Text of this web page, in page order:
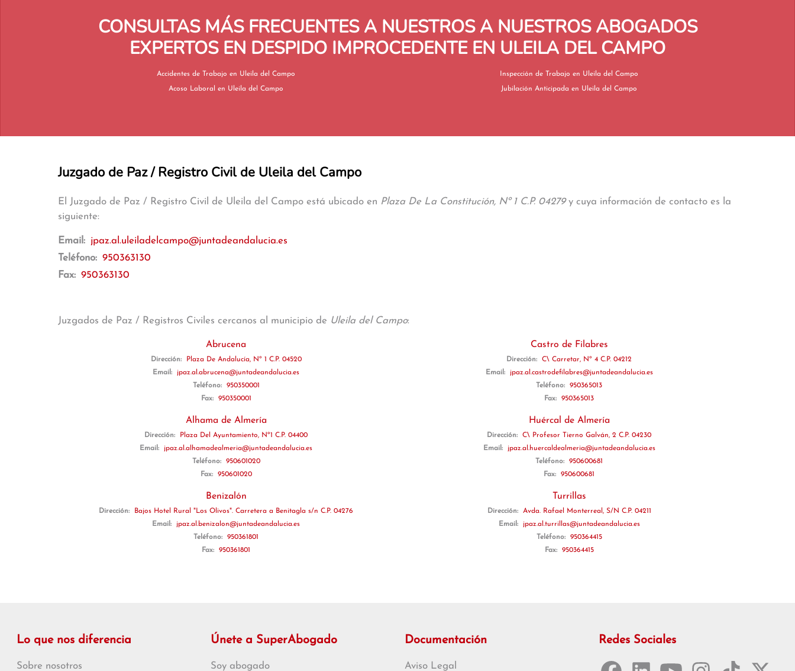
CONSULTAS MÁS FRECUENTES A NUESTROS A NUESTROS ABOGADOS
EXPERTOS EN DESPIDO IMPROCEDENTE EN ULEILA DEL CAMPO
Accidentes de Trabajo en Uleila del Campo
Acoso Laboral en Uleila del Campo
Inspección de Trabajo en Uleila del Campo
Jubilación Anticipada en Uleila del Campo
Juzgado de Paz / Registro Civil de Uleila del Campo
El Juzgado de Paz / Registro Civil de Uleila del Campo está ubicado en Plaza De La Constitución, Nº 1 C.P. 04279y cuya información de contacto es la
siguiente:
Email: jpaz.al.uleiladelcampo@juntadeandalucia.es
Teléfono: 950363130
Fax: 950363130
Juzgados de Paz / Registros Civiles cercanos al municipio de Uleila del Campo:
Abrucena
Dirección:
Plaza De Andalucía, Nº 1 C.P. 04520
Email:
jpaz.al.abrucena@juntadeandalucia.es
Teléfono:
950350001
Fax:
950350001
Alhama de Almería
Dirección:
Plaza Del Ayuntamiento, Nº1 C.P. 04400
Email:
jpaz.al.alhamadealmeria@juntadeandalucia.es
Teléfono:
950601020
Fax:
950601020
Benizalón
Dirección:
Bajos Hotel Rural "Los Olivos". Carretera a Benitagla s/n C.P. 04276
Email:
jpaz.al.benizalon@juntadeandalucia.es
Teléfono:
950361801
Fax:
950361801
Castro de Filabres
Dirección:
C\ Carretar, Nº 4 C.P. 04212
Email:
jpaz.al.castrodefilabres@juntadeandalucia.es
Teléfono:
950365013
Fax:
950365013
Huércal de Almería
Dirección:
C\ Profesor Tierno Galván, 2 C.P. 04230
Email:
jpaz.al.huercaldealmeria@juntadeandalucia.es
Teléfono:
950600681
Fax:
950600681
Turrillas
Dirección:
Avda. Rafael Monterreal, S/N C.P. 04211
Email:
jpaz.al.turrillas@juntadeandalucia.es
Teléfono:
950364415
Fax:
950364415
Lo que nos diferencia
Sobre nosotros
Únete a SuperAbogado
Soy abogado
Documentación
Aviso Legal
Redes Sociales